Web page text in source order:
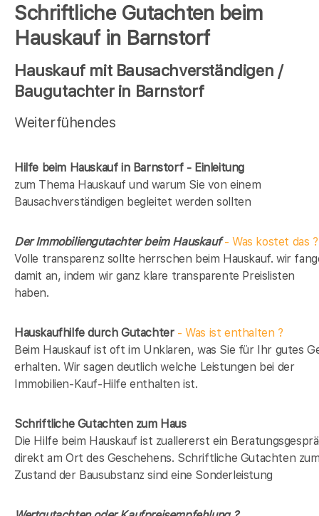
Schriftliche Gutachten beim
Hauskauf in Barnstorf
Hauskauf mit Bausachverständigen /
Baugutachter in Barnstorf
Weiterfühendes
Hilfe beim Hauskauf in Barnstorf - Einleitung
zum Thema Hauskauf und warum Sie von einem
Bausachverständigen begleitet werden sollten
Der Immobiliengutachter beim Hauskauf- Was kostet das ?
Volle transparenz sollte herrschen beim Hauskauf. wir
damit an, indem wir ganz klare transparente Preislisten
haben.
Hauskaufhilfe durch Gutachter- Was ist enthalten ?
Beim Hauskauf ist oft im Unklaren, was Sie für Ihr gutes
erhalten. Wir sagen deutlich welche Leistungen bei der
Immobilien-Kauf-Hilfe enthalten ist.
Schriftliche Gutachten zum Haus
Die Hilfe beim Hauskauf ist zuallererst ein
direkt am Ort des Geschehens. Schriftliche Gutachten
Zustand der Bausubstanz sind eine Sonderleistung